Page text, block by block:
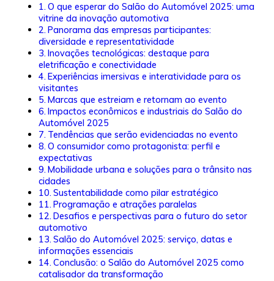
O que esperar do Salão do Automóvel 2025: uma
vitrine da inovação automotiva
Panorama das empresas participantes:
diversidade e representatividade
Inovações tecnológicas: destaque para
eletrificação e conectividade
Experiências imersivas e interatividade para os
visitantes
Marcas que estreiam e retornam ao evento
Impactos econômicos e industriais do Salão do
Automóvel 2025
Tendências que serão evidenciadas no evento
O consumidor como protagonista: perfil e
expectativas
Mobilidade urbana e soluções para o trânsito nas
cidades
Sustentabilidade como pilar estratégico
Programação e atrações paralelas
Desafios e perspectivas para o futuro do setor
automotivo
Salão do Automóvel 2025: serviço, datas e
informações essenciais
Conclusão: o Salão do Automóvel 2025 como
catalisador da transformação